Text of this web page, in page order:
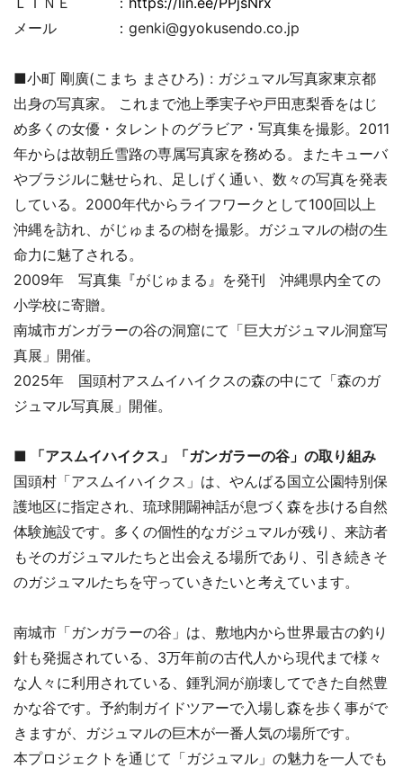
メール ：genki@gyokusendo.co.jp
■小町 剛廣(こまち まさひろ) : ガジュマル写真家東京都
出身の写真家。 これまで池上季実子や戸田恵梨香をはじ
め多くの女優・タレントのグラビア・写真集を撮影。2011
年からは故朝丘雪路の専属写真家を務める。またキューバ
やブラジルに魅せられ、足しげく通い、数々の写真を発表
している。2000年代からライフワークとして100回以上
沖縄を訪れ、がじゅまるの樹を撮影。ガジュマルの樹の生
命力に魅了される。
2009年 写真集『がじゅまる』を発刊 沖縄県内全ての
小学校に寄贈。
南城市ガンガラーの谷の洞窟にて「巨大ガジュマル洞窟写
真展」開催。
2025年 国頭村アスムイハイクスの森の中にて「森のガ
ジュマル写真展」開催。
■ 「アスムイハイクス」「ガンガラーの谷」の取り組み
国頭村「アスムイハイクス」は、やんばる国立公園特別保
護地区に指定され、琉球開闢神話が息づく森を歩ける自然
体験施設です。多くの個性的なガジュマルが残り、来訪者
もそのガジュマルたちと出会える場所であり、引き続きそ
のガジュマルたちを守っていきたいと考えています。
南城市「ガンガラーの谷」は、敷地内から世界最古の釣り
針も発掘されている、3万年前の古代人から現代まで様々
な人々に利用されている、鍾乳洞が崩壊してできた自然豊
かな谷です。予約制ガイドツアーで入場し森を歩く事がで
きますが、ガジュマルの巨木が一番人気の場所です。
本プロジェクトを通じて「ガジュマル」の魅力を一人でも